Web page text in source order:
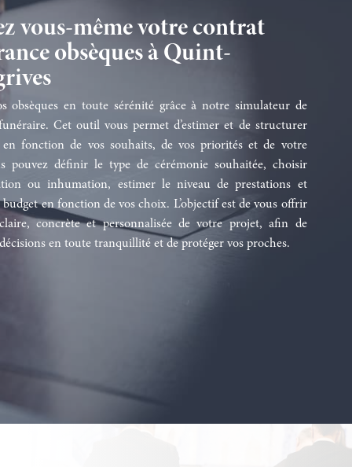
vous-même votre contrat
obsèques à Quint-
obsèques en toute sérénité grâce à notre simulateur de
Cet outil vous permet d’estimer et de structurer
fonction de vos souhaits, de vos priorités et de votre
pouvez définir le type de cérémonie souhaitée, choisir
ou inhumation, estimer le niveau de prestations et
en fonction de vos choix. L’objectif est de vous offrir
concrète et personnalisée de votre projet, afin de
en toute tranquillité et de protéger vos proches.